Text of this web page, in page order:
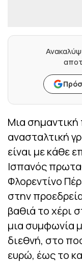
Μια
ανασταλτική
είναι με κάθε
Ισπανός
Φλορεντίνο
στην
βαθιά το χέρι
μια συμφωνία
διεθνή, στο
ευρώ, έως το